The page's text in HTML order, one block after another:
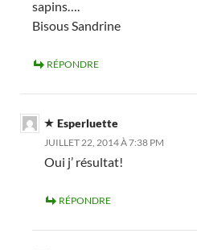
sapins….
Bisous Sandrine
RÉPONDRE
Esperluette
JUILLET 22, 2014 À 7:38 PM
Oui j’ résultat!
RÉPONDRE